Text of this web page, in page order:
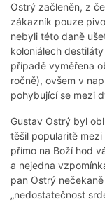
Ostrý začleněn, z
zákazník pouze
nebyli této daně
koloniálech
případě vyměřena
ročně), ovšem v
pohybující se mezi
Gustav Ostrý byl
těšil popularitě
přímo na Boží hod
a nejedna
pan Ostrý
„nedostatečnost